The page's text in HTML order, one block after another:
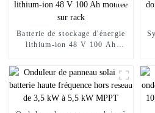
Batterie de stockage d'énergie
lithium-ion 48 V 100 Ah